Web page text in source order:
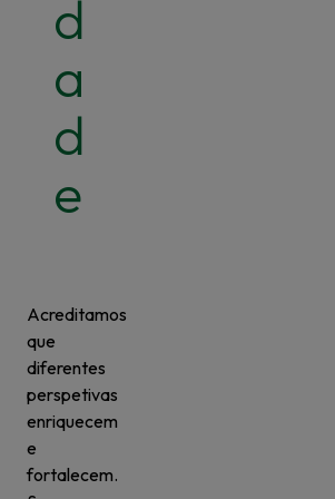
d
a
d
e
Acreditamos
que
diferentes
perspetivas
enriquecem
e
fortalecem.